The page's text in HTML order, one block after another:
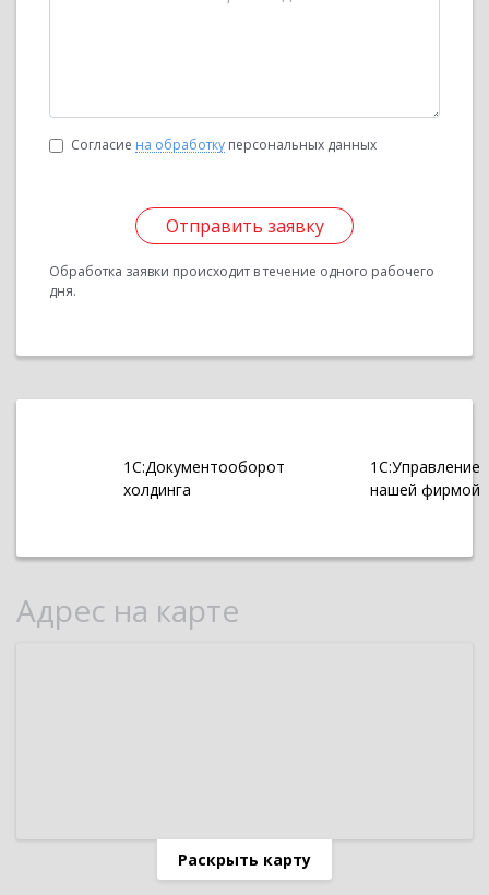
Согласие на обработку персональных данных
Отправить заявку
Обработка заявки происходит в течение одного рабочего
дня.
1С:Документооборот
холдинга
1С:Управление
нашей фирмой
Адрес на карте
Раскрыть карту